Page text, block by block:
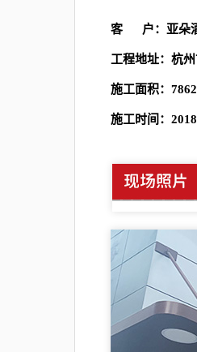
客 户：亚朵
工程地址：杭
施工面积：
施工时间：